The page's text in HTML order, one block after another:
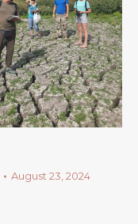
August 23, 2024